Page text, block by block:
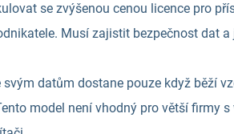
se zvýšenou cenou licence pro
Musí zajistit bezpečnost dat a
svým datům dostane pouze když běží
model není vhodný pro větší firmy s